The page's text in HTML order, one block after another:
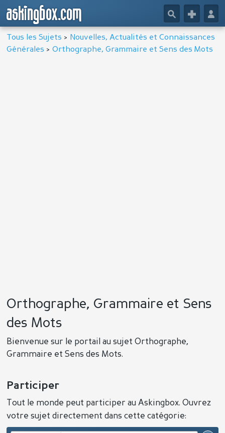
askingbox.com 👤
+
🔎
Tous les Sujets > Nouvelles, Actualités et Connaissances
Générales >Orthographe, Grammaire et Sens des Mots
Orthographe, Grammaire et Sens
des Mots
Bienvenue sur le portail au sujet Orthographe,
Grammaire et Sens des Mots.
Participer
Tout le monde peut participer au Askingbox. Ouvrez
votre sujet directement dans cette catégorie: